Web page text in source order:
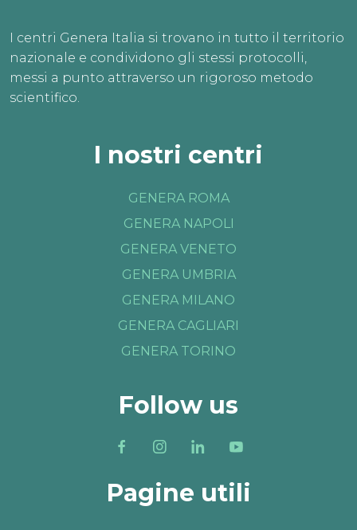
I centri Genera Italia si trovano in tutto il territorio
nazionale e condividono gli stessi protocolli,
messi a punto attraverso un rigoroso metodo
scientifico.
I nostri centri
GENERA ROMA
GENERA NAPOLI
GENERA VENETO
GENERA UMBRIA
GENERA MILANO
GENERA CAGLIARI
GENERA TORINO
Follow us
Pagine utili